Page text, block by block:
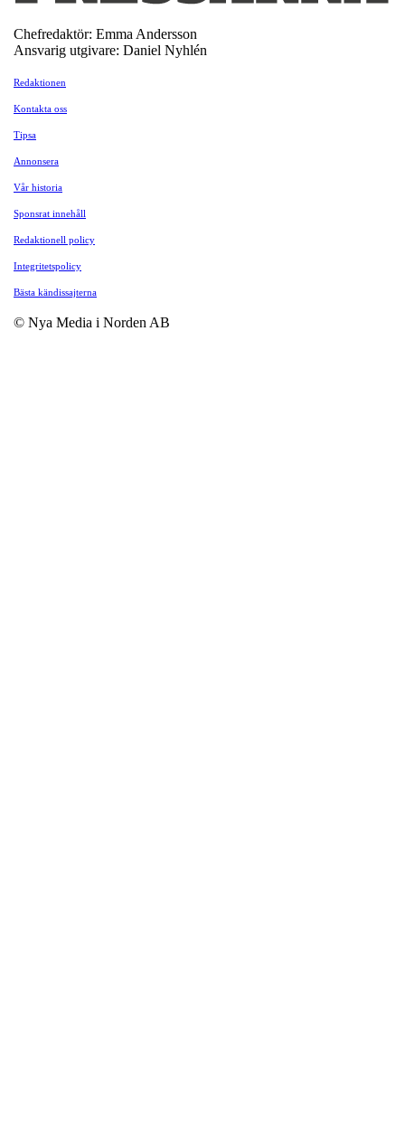
Chefredaktör: Emma Andersson
Ansvarig utgivare: Daniel Nyhlén
Redaktionen
Kontakta oss
Tipsa
Annonsera
Vår historia
Sponsrat innehåll
Redaktionell policy
Integritetspolicy
Bästa kändissajterna
© Nya Media i Norden AB